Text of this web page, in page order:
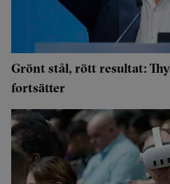
Grönt stål, rött resultat:
fortsätter